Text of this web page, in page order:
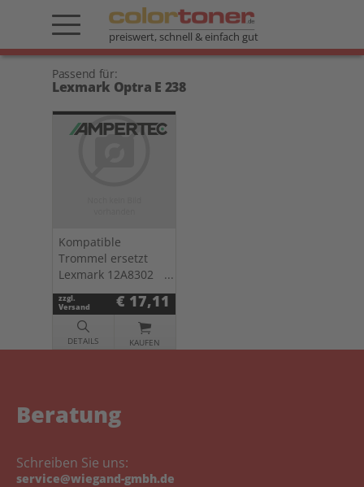
preiswert, schnell & einfach gut
Passend für:
Lexmark Optra E 238
Kompatible
Trommel ersetzt
Lexmark 12A8302
schwarz
zzgl.
Versand
€ 17,11
DETAILS KAUFEN
Beratung
Schreiben Sie uns:
service@wiegand-gmbh.de